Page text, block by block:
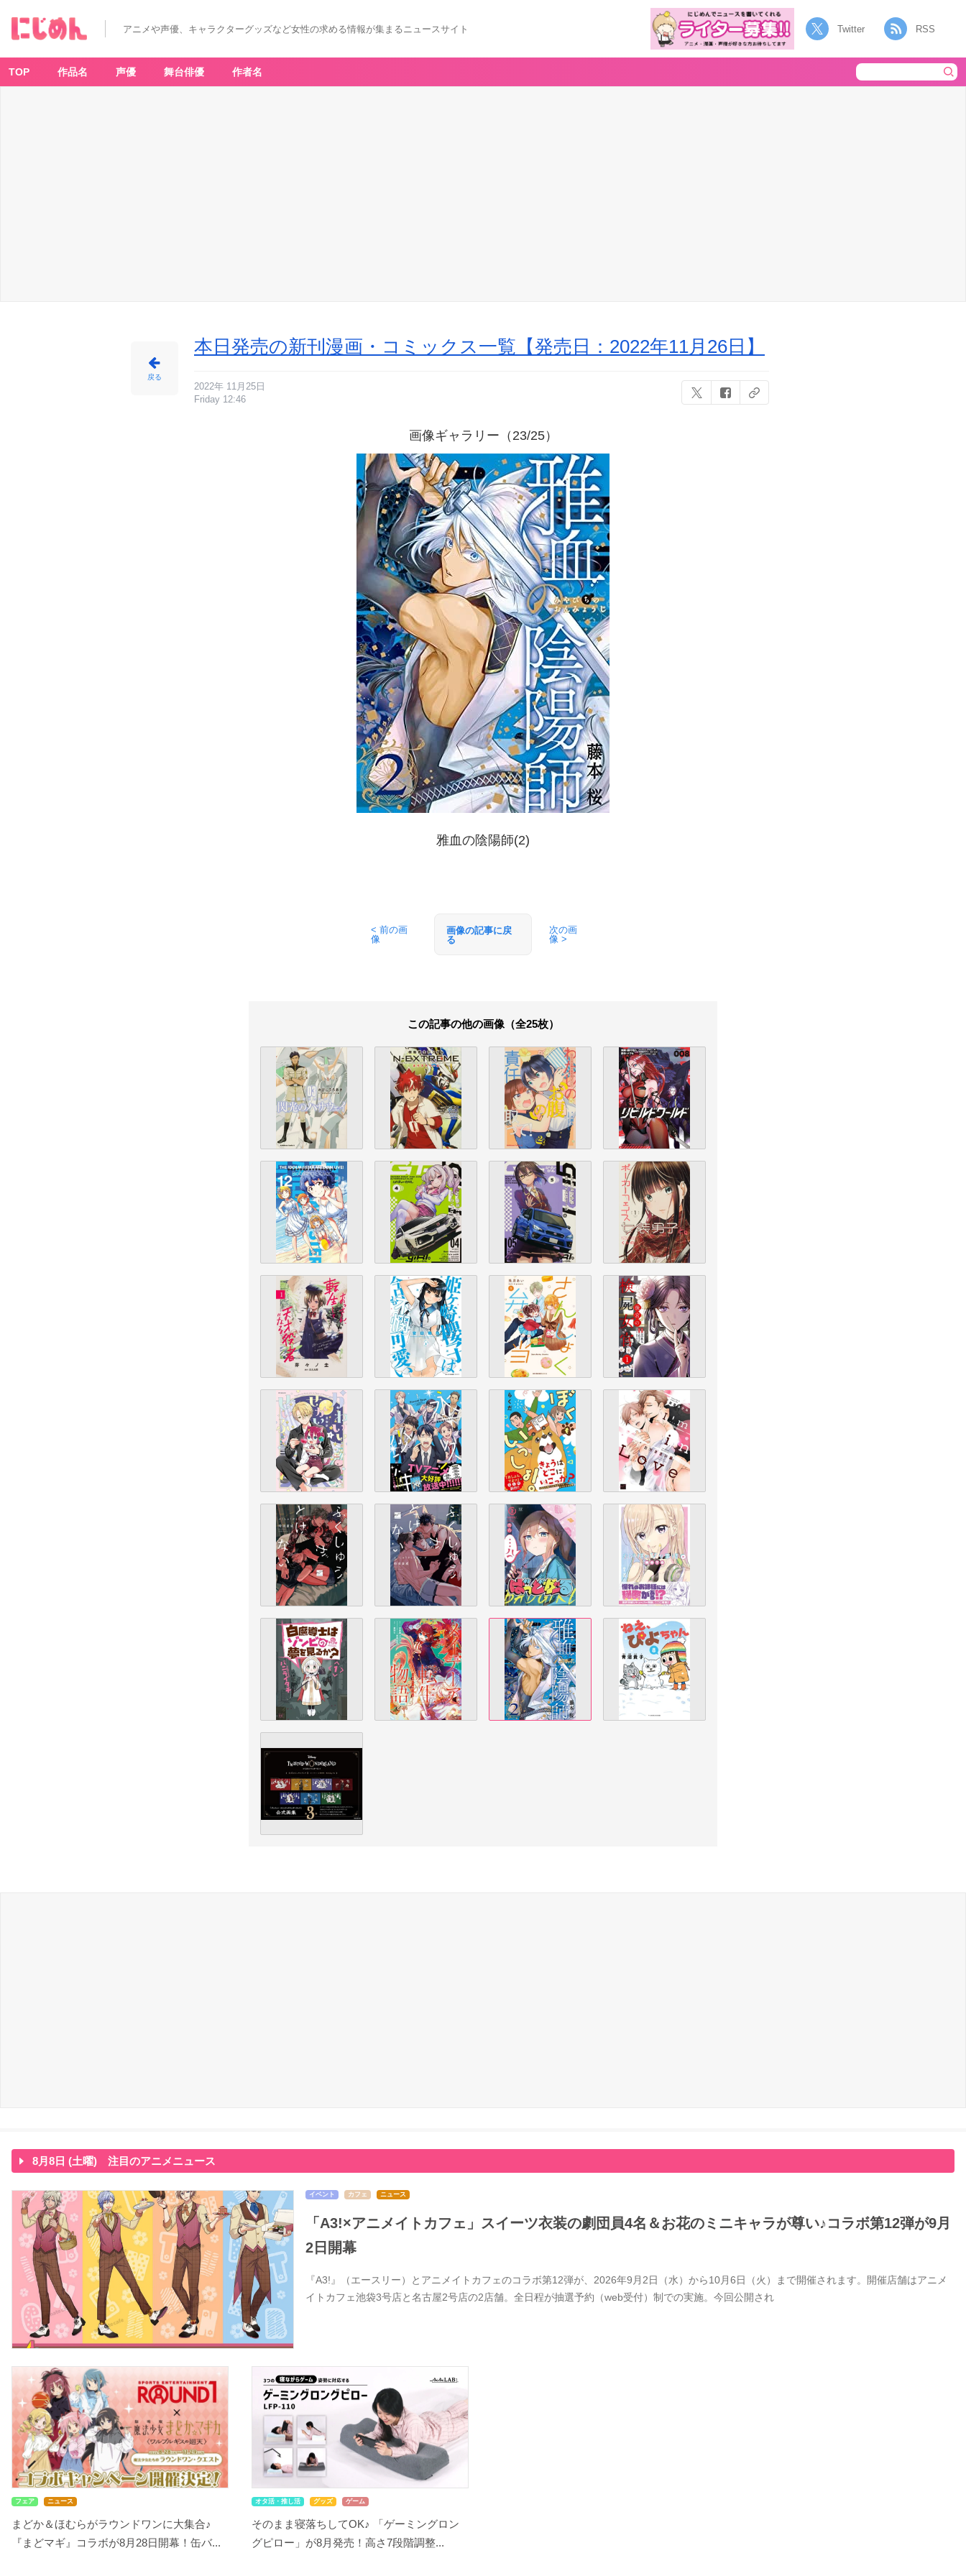
(2)
ア
ニ
メ
アニメや声優、キャラクターグッズなど女性の求める情報が集まるニュースサイト Twitter RSS
TOP 作品名 声優 舞台俳優 作者名
戻る
本日発売の新刊漫画・コミックス一覧【発売日：2022年11月26日】
2022年 11月25日
Friday 12:46
画像ギャラリー（23/25）
雅血の陰陽師(2)
< 前の画
像
画像の記事に戻
る
次の画
像 >
この記事の他の画像（全25枚）
8月8日 (土曜) 注目のアニメニュース
イベント カフェ ニュース
「A3!×アニメイトカフェ」スイーツ衣装の劇団員4名＆お花のミニキャラが尊い♪コラボ第12弾が9月
2日開幕
『A3!』（エースリー）とアニメイトカフェのコラボ第12弾が、2026年9月2日（水）から10月6日（火）まで開催されます。開催店舗はアニメ
イトカフェ池袋3号店と名古屋2号店の2店舗。全日程が抽選予約（web受付）制での実施。今回公開され
フェア ニュース
まどか＆ほむらがラウンドワンに大集合♪
『まどマギ』コラボが8月28日開幕！缶バ...
オタ活・推し活 グッズ ゲーム
そのまま寝落ちしてOK♪ 「ゲーミングロン
グピロー」が8月発売！高さ7段階調整...